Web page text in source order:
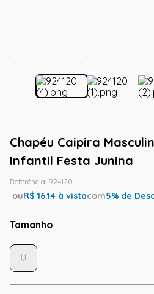
Chapéu Caipira
Infantil Festa Junina
Referência: 924120
ouR$ 16.14 à vistacom5% de
Tamanho
U